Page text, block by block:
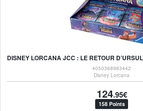
4050368983442
Disney Lorcana
124.95€
158 Points